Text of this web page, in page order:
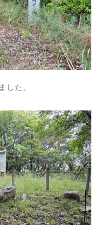
した。